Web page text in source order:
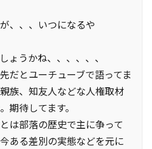
、、、いつになるや
ょうかね、、、、、、
だとユーチューブで語ってま
族、知友人などな人権取材
期待してます。
は部落の歴史で主に争って
ある差別の実態などを元に